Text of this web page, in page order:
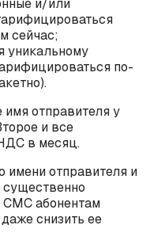
и/или
сейчас;
по-
отправителя у
и все
в месяц.
имени отправителя и
СМС абонентам
снизить ее